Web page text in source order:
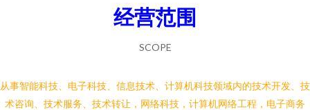
经营范围
SCOPE
从事智能科技、电子科技、信息技术、计算机科技领域内的技术开发、技
术咨询、技术服务、技术转让，网络科技，计算机网络工程，电子商务